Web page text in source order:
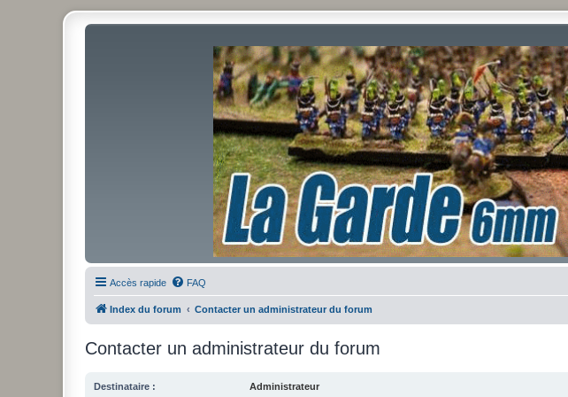
Accès rapide FAQ
Index du forum Contacter un administrateur du forum
Contacter un administrateur du forum
Destinataire : Administrateur